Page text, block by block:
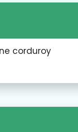
corduroy